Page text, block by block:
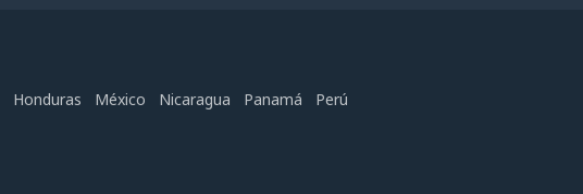
Honduras México Nicaragua Panamá
Perú